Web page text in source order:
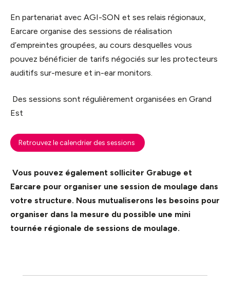
En partenariat avec AGI-SON et ses relais régionaux,
Earcare organise des sessions de réalisation
d’empreintes groupées, au cours desquelles vous
pouvez bénéficier de tarifs négociés sur les protecteurs
auditifs sur-mesure et in-ear monitors.
Des sessions sont régulièrement organisées en Grand
Est
Retrouvez le calendrier des sessions
Vous pouvez également solliciter Grabuge et
Earcare pour organiser une session de moulage dans
votre structure. Nous mutualiserons les besoins pour
organiser dans la mesure du possible une mini
tournée régionale de sessions de moulage.